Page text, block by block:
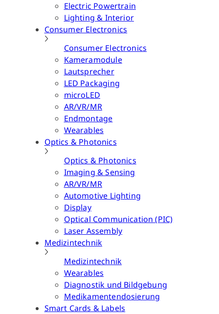
Electric Powertrain
Lighting & Interior
Consumer Electronics
Consumer Electronics
Kameramodule
Lautsprecher
LED Packaging
microLED
AR/VR/MR
Endmontage
Wearables
Optics & Photonics
Optics & Photonics
Imaging & Sensing
AR/VR/MR
Automotive Lighting
Display
Optical Communication (PIC)
Laser Assembly
Medizintechnik
Medizintechnik
Wearables
Diagnostik und Bildgebung
Medikamentendosierung
Smart Cards & Labels